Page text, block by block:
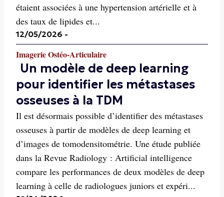
étaient associées à une hypertension artérielle et à
des taux de lipides et...
12/05/2026 -
Imagerie Ostéo-Articulaire
Un modèle de deep learning
pour identifier les métastases
osseuses à la TDM
Il est désormais possible d’identifier des métastases
osseuses à partir de modèles de deep learning et
d’images de tomodensitométrie. Une étude publiée
dans la Revue Radiology : Artificial intelligence
compare les performances de deux modèles de deep
learning à celle de radiologues juniors et expéri...